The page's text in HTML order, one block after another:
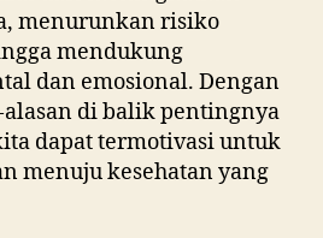
menurunkan risiko
mendukung
dan emosional. Dengan
di balik pentingnya
dapat termotivasi untuk
menuju kesehatan yang